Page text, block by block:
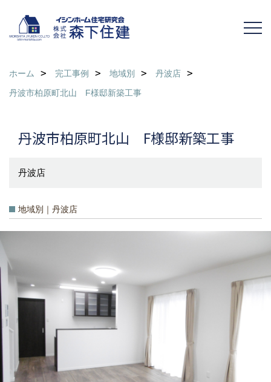
ホーム 完工事例 地域別
丹波店
丹波市柏原町北山 F様邸新築工事
丹波市柏原町北山 F様邸新築工事
丹波店
地域別｜丹波店